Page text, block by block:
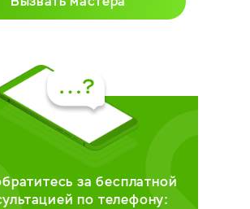
за бесплатной
по телефону: